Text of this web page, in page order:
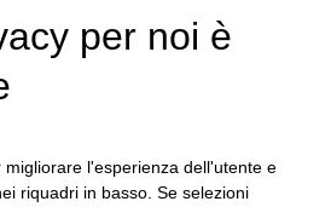
per noi è
migliorare l'esperienza dell'utente e
riquadri in basso. Se selezioni